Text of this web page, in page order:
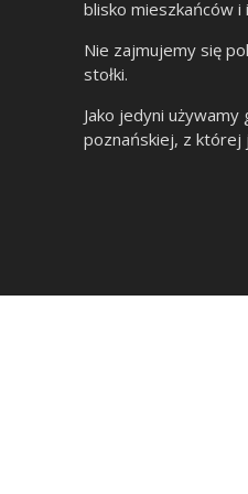
blisko mieszkańców i
Nie zajmujemy się
stołki.
Jako jedyni używamy
poznańskiej, z której